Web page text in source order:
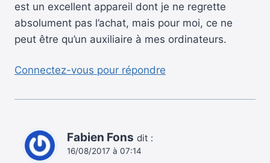
est un excellent appareil dont je ne regrette
absolument pas l’achat, mais pour moi, ce ne
peut être qu’un auxiliaire à mes ordinateurs.
Connectez-vous pour répondre
Fabien Fons dit :
16/08/2017 à 07:14